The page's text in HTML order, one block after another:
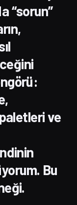
“sorun”
ve
Bu